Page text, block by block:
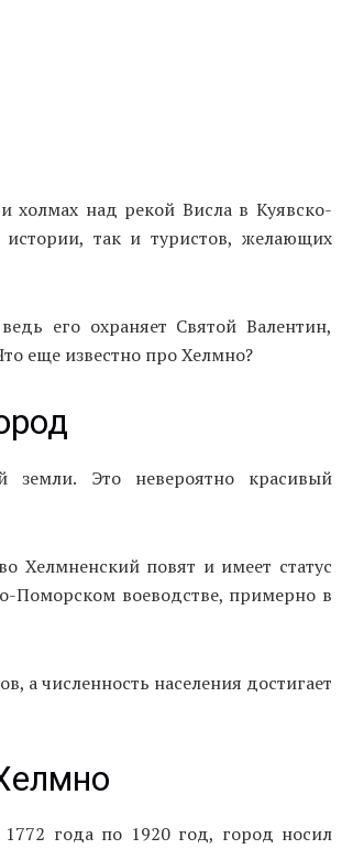
над рекой Висла в Куявско-
так и туристов, желающих
его охраняет Святой Валентин,
еще известно про Хелмно?
земли. Это невероятно красивый
Хелмненский повят и имеет статус
Поморском воеводстве, примерно в
а численность населения достигает
года по 1920 год, город носил